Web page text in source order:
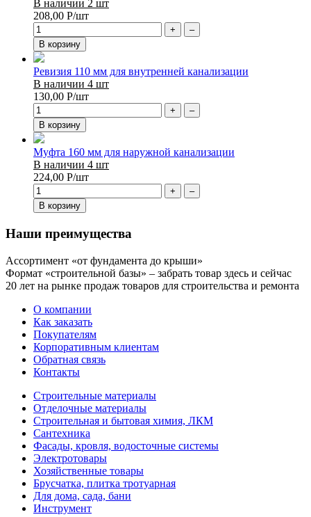
В наличии 2 шт
208,00 Р/шт
+
–
В корзину
Ревизия 110 мм для внутренней канализации
В наличии 4 шт
130,00 Р/шт
+
–
В корзину
Муфта 160 мм для наружной канализации
В наличии 4 шт
224,00 Р/шт
+
–
В корзину
Наши преимущества
Ассортимент «от фундамента до крыши»
Формат «строительной базы» – забрать товар здесь и сейчас
20 лет на рынке продаж товаров для строительства и ремонта
О компании
Как заказать
Покупателям
Корпоративным клиентам
Обратная связь
Контакты
Строительные материалы
Отделочные материалы
Строительная и бытовая химия, ЛКМ
Сантехника
Фасады, кровля, водосточные системы
Электротовары
Хозяйственные товары
Брусчатка, плитка тротуарная
Для дома, сада, бани
Инструмент